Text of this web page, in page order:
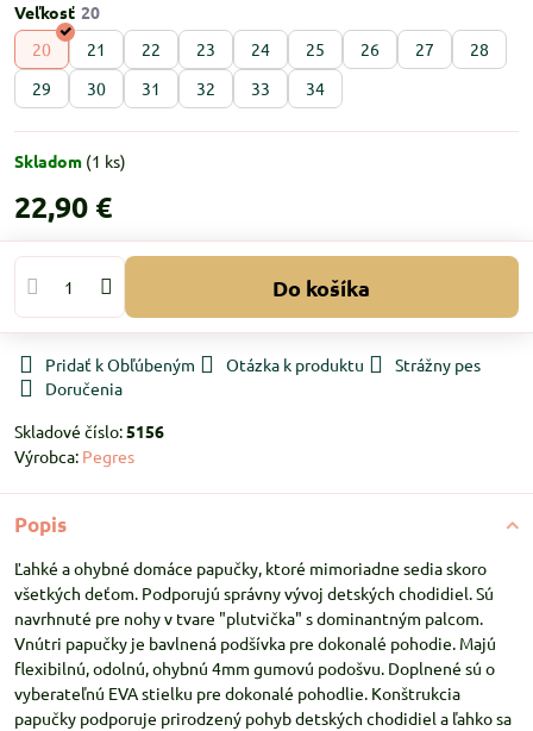
Veľkosť
20
21 22 23 24 25 26 27
28
29
30 31 32 33 34
Skladom (1 ks)
22,90 €
Do košíka
Pridať k Obľúbeným Otázka k produktu
Strážny pes
Doručenia
Skladové číslo:5156
Výrobca: Pegres
Popis
Ľahké a ohybné domáce papučky, ktoré mimoriadne sedia skoro
všetkých deťom. Podporujú správny vývoj detských chodidiel. Sú
navrhnuté pre nohy v tvare "plutvička" s dominantným palcom.
Vnútri papučky je bavlnená podšívka pre dokonalé pohodie. Majú
flexibilnú, odolnú, ohybnú 4mm gumovú podošvu. Doplnené sú o
vyberateľnú EVA stielku pre dokonalé pohodlie. Konštrukcia
papučky podporuje prirodzený pohyb detských chodidiel a ľahko sa